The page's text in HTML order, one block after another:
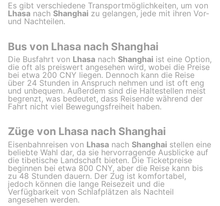
Es gibt verschiedene Transportmöglichkeiten, um von
Lhasa nach Shanghai zu gelangen, jede mit ihren Vor-
und Nachteilen.
Bus von Lhasa nach Shanghai
Die Busfahrt von Lhasa nach Shanghai ist eine Option,
die oft als preiswert angesehen wird, wobei die Preise
bei etwa 200 CNY liegen. Dennoch kann die Reise
über 24 Stunden in Anspruch nehmen und ist oft eng
und unbequem. Außerdem sind die Haltestellen meist
begrenzt, was bedeutet, dass Reisende während der
Fahrt nicht viel Bewegungsfreiheit haben.
Züge von Lhasa nach Shanghai
Eisenbahnreisen von Lhasa nach Shanghai stellen eine
beliebte Wahl dar, da sie hervorragende Ausblicke auf
die tibetische Landschaft bieten. Die Ticketpreise
beginnen bei etwa 800 CNY, aber die Reise kann bis
zu 48 Stunden dauern. Der Zug ist komfortabel,
jedoch können die lange Reisezeit und die
Verfügbarkeit von Schlafplätzen als Nachteil
angesehen werden.